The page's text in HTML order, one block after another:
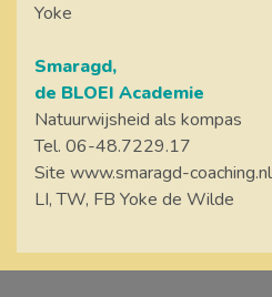
Yoke
Smaragd,
de BLOEI Academie
Natuurwijsheid als kompas
Tel. 06-48.7229.17
Site www.smaragd-coaching.nl
LI, TW, FB Yoke de Wilde